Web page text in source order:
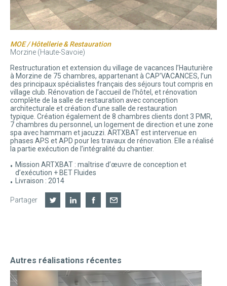
MOE / Hôtellerie & Restauration
Morzine (Haute-Savoie)
Restructuration et extension du village de vacances l’Hauturière
à Morzine de 75 chambres, appartenant à CAP’VACANCES, l’un
des principaux spécialistes français des séjours tout compris en
village club. Rénovation de l’accueil de l’hôtel, et rénovation
complète de la salle de restauration avec conception
architecturale et création d’une salle de restauration
typique. Création également de 8 chambres clients dont 3 PMR,
7 chambres du personnel, un logement de direction et une zone
spa avec hammam et jacuzzi. ARTXBAT est intervenue en
phases APS et APD pour les travaux de rénovation. Elle a réalisé
la partie exécution de l’intégralité du chantier.
Mission ARTXBAT : maîtrise d’œuvre de conception et
d’exécution + BET Fluides
Livraison : 2014
Partager
Autres réalisations récentes